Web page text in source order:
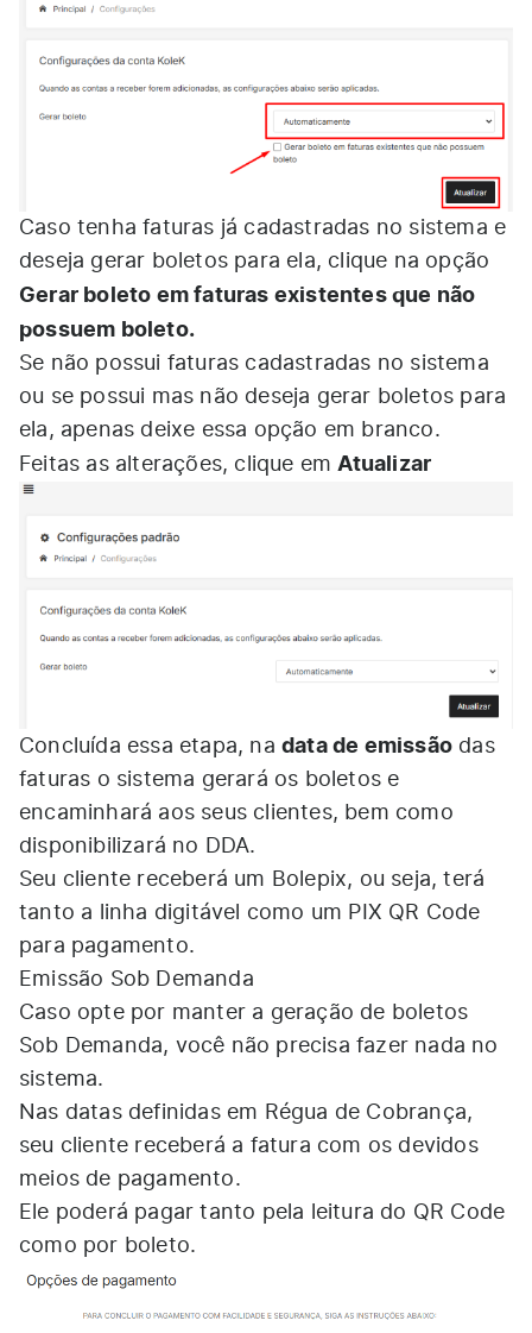
Caso tenha faturas já cadastradas no sistema e
deseja gerar boletos para ela, clique na opção
Gerar boleto em faturas existentes que não
possuem boleto.
Se não possui faturas cadastradas no sistema
ou se possui mas não deseja gerar boletos para
ela, apenas deixe essa opção em branco.
Feitas as alterações, clique em Atualizar
Concluída essa etapa, na data de emissão das
faturas o sistema gerará os boletos e
encaminhará aos seus clientes, bem como
disponibilizará no DDA.
Seu cliente receberá um Bolepix, ou seja, terá
tanto a linha digitável como um PIX QR Code
para pagamento.
Emissão Sob Demanda
Caso opte por manter a geração de boletos
Sob Demanda, você não precisa fazer nada no
sistema.
Nas datas definidas em Régua de Cobrança,
seu cliente receberá a fatura com os devidos
meios de pagamento.
Ele poderá pagar tanto pela leitura do QR Code
como por boleto.